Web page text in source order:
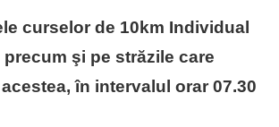
curselor de 10km Individual
precum şi pe străzile care
în intervalul orar 07.30